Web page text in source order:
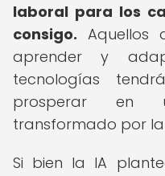
laboral para los
consigo. Aquellos
aprender y
tecnologías
prosperar en
transformado por
Si bien la IA